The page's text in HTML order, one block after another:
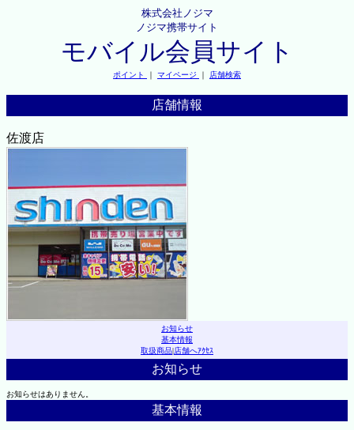
株式会社ノジマ
ノジマ携帯サイト
モバイル会員サイト
ポイント ｜ マイページ ｜ 店舗検索
店舗情報
佐渡店
お知らせ
基本情報
取扱商品|店舗へｱｸｾｽ
お知らせ
お知らせはありません。
基本情報